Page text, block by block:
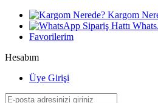
Kargom
Favorilerim
Hesabım
Üye Girişi